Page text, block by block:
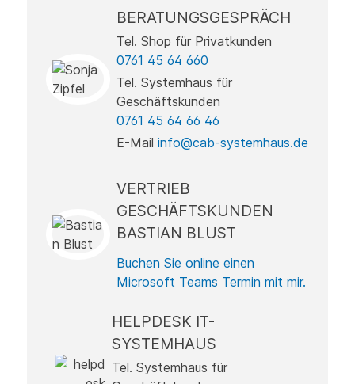
BERATUNGSGESPRÄCH
Tel. Shop für Privatkunden
0761 45 64 660
Tel. Systemhaus für
Geschäftskunden
0761 45 64 66 46
E-Mail info@cab-systemhaus.de
VERTRIEB
GESCHÄFTSKUNDEN
BASTIAN BLUST
Buchen Sie online einen
Microsoft Teams Termin mit mir.
HELPDESK IT-
SYSTEMHAUS
Tel. Systemhaus für